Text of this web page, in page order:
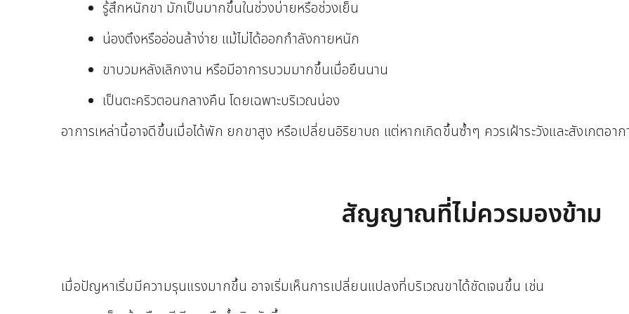
รู้สึกหนักขา มักเป็นมากขึ้นในช่วงบ่ายหรือช่วงเย็น
น่องตึงหรืออ่อนล้าง่าย แม้ไม่ได้ออกกำลังกายหนัก
ขาบวมหลังเลิกงาน หรือมีอาการบวมมากขึ้นเมื่อยืนนาน
เป็นตะคริวตอนกลางคืน โดยเฉพาะบริเวณน่อง
อาการเหล่านี้อาจดีขึ้นเมื่อได้พัก ยกขาสูง หรือเปลี่ยนอิริยาบถ แต่หากเกิดขึ้นซ้ำๆ ควรเฝ้าระวังและสังเกตอาก
สัญญาณที่ไม่ควรมองข้าม
เมื่อปัญหาเริ่มมีความรุนแรงมากขึ้น อาจเริ่มเห็นการเปลี่ยนแปลงที่บริเวณขาได้ชัดเจนขึ้น เช่น